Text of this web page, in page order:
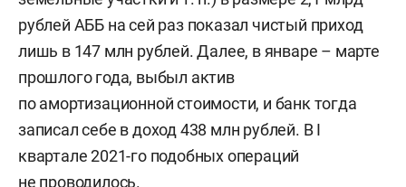
рублей АББ на сей раз показал чистый приход
лишь в 147 млн рублей. Далее, в январе – марте
прошлого года, выбыл актив
по амортизационной стоимости, и банк тогда
записал себе в доход 438 млн рублей. В I
квартале 2021-го подобных операций
не проводилось.